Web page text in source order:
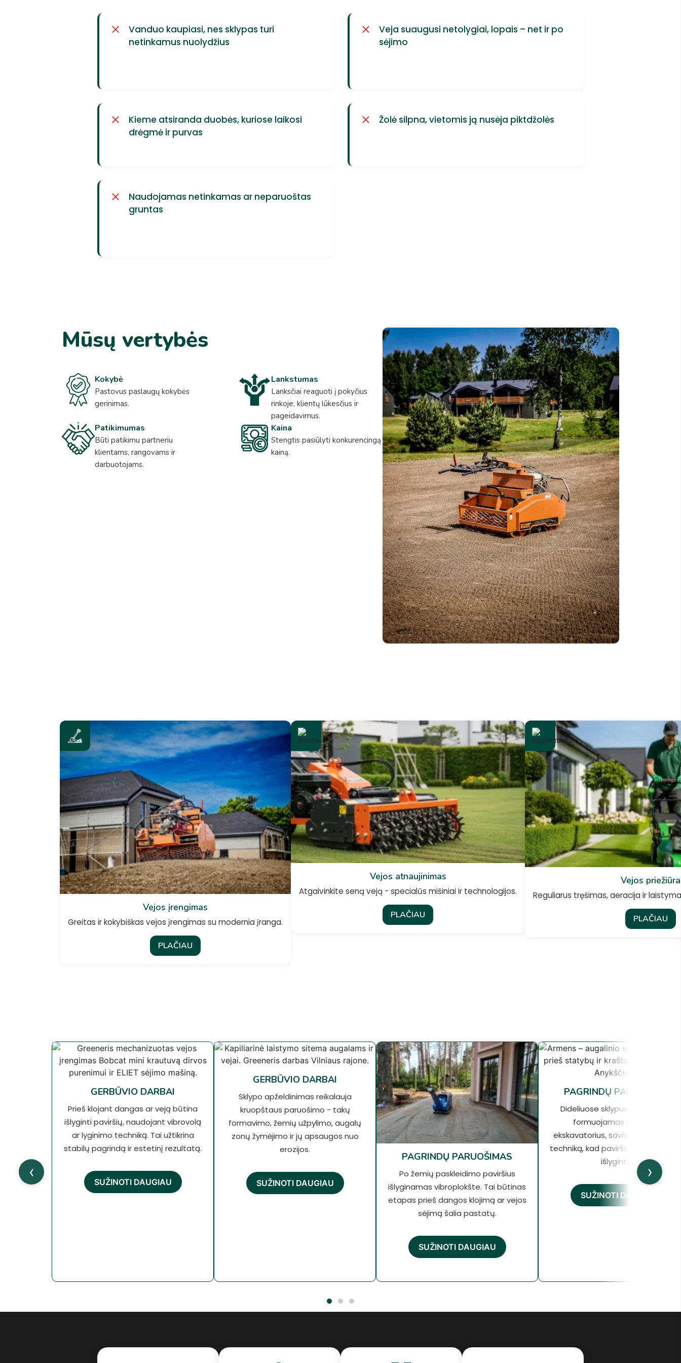
Vanduo kaupiasi, nes sklypas turi
netinkamus nuolydžius
Veja suaugusi netolygiai, lopais – net ir po
sėjimo
Kieme atsiranda duobės, kuriose laikosi
drėgmė ir purvas
Žolė silpna, vietomis ją nusėja piktdžolės
Naudojamas netinkamas ar neparuoštas
gruntas
Mūsų vertybės
Kokybė
Pastovus paslaugų kokybės
gerinimas.
Lankstumas
Lanksčiai reaguoti į pokyčius
rinkoje, klientų lūkesčius ir
pageidavimus.
Patikimumas
Būti patikimu partneriu
klientams, rangovams ir
darbuotojams.
Kaina
Stengtis pasiūlyti konkurencingą
kainą.
Vejos įrengimas
Greitas ir kokybiškas vejos įrengimas su modernia įranga.
PLAČIAU
Vejos atnaujinimas
Atgaivinkite seną veją - specialūs mišiniai ir technologijos.
PLAČIAU
Vejos priežiūra
Reguliarus tręšimas, aeracija ir
PLAČIAU
‹ ›
GERBŪVIO DARBAI
Prieš klojant dangas ar veją būtina
išlyginti paviršių, naudojant vibrovolą
ar lyginimo techniką. Tai užtikrina
stabilų pagrindą ir estetinį rezultatą.
SUŽINOTI DAUGIAU
GERBŪVIO DARBAI
Sklypo apželdinimas reikalauja
kruopštaus paruošimo - takų
formavimo, žemių užpylimo, augalų
zonų žymėjimo ir jų apsaugos nuo
erozijos.
SUŽINOTI DAUGIAU
PAGRINDŲ PARUOŠIMAS
Po žemių paskleidimo paviršius
išlyginamas vibroplokšte. Tai būtinas
etapas prieš dangos klojimą ar vejos
sėjimą šalia pastatų.
SUŽINOTI DAUGIAU
PAGRINDŲ PARUOŠIMAS
Dideliuose sklypuose pagrindas
formuojamas naudojant
ekskavatorius, savivartes ir
techniką, kad paviršius būtų
išlygintas.
SUŽINOTI DAUGIAU